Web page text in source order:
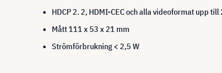
HDCP 2. 2, HDMI-CEC och alla videoformat upp
Mått 111 x 53 x 21 mm
Strömförbrukning < 2,5 W